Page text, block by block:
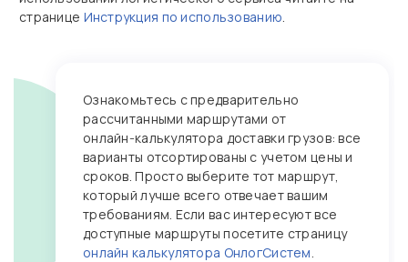
странице Инструкция по использованию.
Ознакомьтесь с предварительно
рассчитанными маршрутами от
онлайн‑калькулятора доставки грузов: все
варианты отсортированы с учетом цены и
сроков. Просто выберите тот маршрут,
который лучше всего отвечает вашим
требованиям. Если вас интересуют все
доступные маршруты посетите страницу
онлайн калькулятора ОнлогСистем.